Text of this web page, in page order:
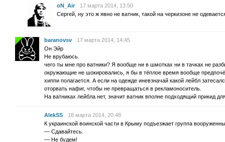
oN_Air
17 марта 2014, 13:50
Сергей, ну это ж явно не ватник, такой на черкизоне не
baranovsv
17 марта 2014, 14:45
Он Эйр
Не врубаюсь.
чего ты мне про ватники? Я вообще ни в шмотках ни в тачках не
окружающие не шокировались, я бы в тёплое время вообще
хиппи полагается. А если на одежде иневзначай какой лейбл
оторвать нафиг, чтобы не превращаться в рекламоноситель.
На ватниках лейбла нет, значит ватник вполне подходящий прикид
AlekSS
18 марта 2014, 20:48
К украинской воинской части в Крыму подъезжает группа
— Сдавайтесь.
— Не будем!